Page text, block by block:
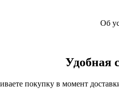
Об
Удобная
покупку в момент